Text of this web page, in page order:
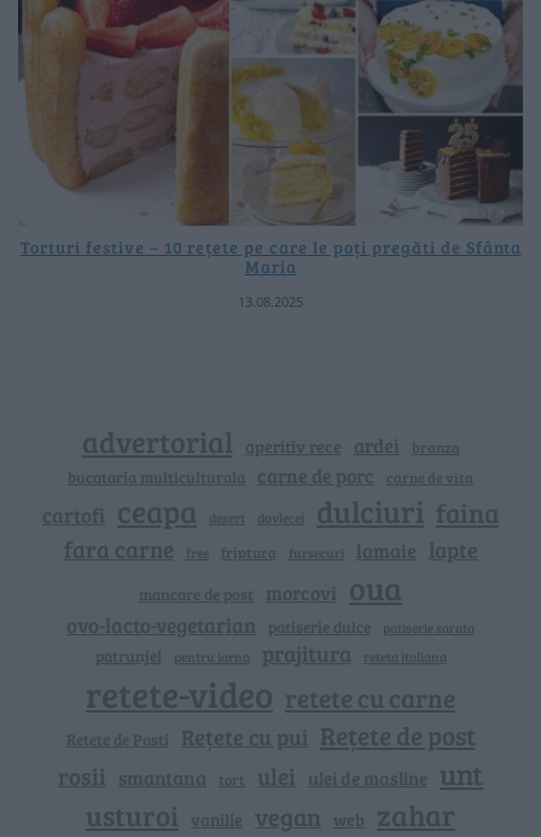
Torturi festive – 10 rețete pe care le poți pregăti de Sfânta
Maria
13.08.2025
advertorial aperitiv rece ardei branza
bucataria multiculturala carne de porc carne de vita
cartofi ceapa desert dovlecei dulciuri faina
fara carne free friptura fursecuri lamaie lapte
mancare de post morcovi oua
ovo-lacto-vegetarian patiserie dulce patiserie sarata
patrunjel pentru iarna prajitura reteta italiana
retete-video retete cu carne
Retete de Pasti Rețete cu pui Rețete de post
rosii smantana tort ulei ulei de masline unt
usturoi vanilie vegan web zahar